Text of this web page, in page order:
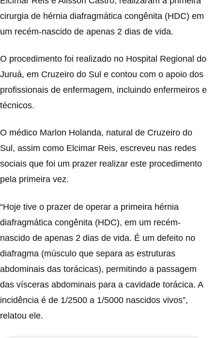
cirurgia de hérnia diafragmática congênita (HDC) em
um recém-nascido de apenas 2 dias de vida.
O procedimento foi realizado no Hospital Regional do
Juruá, em Cruzeiro do Sul e contou com o apoio dos
profissionais de enfermagem, incluindo enfermeiros e
técnicos.
O médico Marlon Holanda, natural de Cruzeiro do
Sul, assim como Elcimar Reis, escreveu nas redes
sociais que foi um prazer realizar este procedimento
pela primeira vez.
“Hoje tive o prazer de operar a primeira hérnia
diafragmática congênita (HDC), em um recém-
nascido de apenas 2 dias de vida. É um defeito no
diafragma (músculo que separa as estruturas
abdominais das torácicas), permitindo a passagem
das vísceras abdominais para a cavidade torácica. A
incidência é de 1/2500 a 1/5000 nascidos vivos”,
relatou ele.